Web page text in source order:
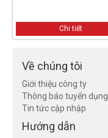
Chi tiết
Về chúng tôi
Giới thiệu công ty
Thông báo tuyển dụng
Tin tức cập nhập
Hướng dẫn